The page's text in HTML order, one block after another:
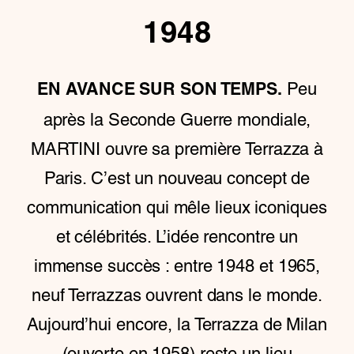
1948
EN AVANCE SUR SON TEMPS. Peu
après la Seconde Guerre mondiale,
MARTINI ouvre sa première Terrazza à
Paris. C’est un nouveau concept de
communication qui mêle lieux iconiques
et célébrités. L’idée rencontre un
immense succès : entre 1948 et 1965,
neuf Terrazzas ouvrent dans le monde.
Aujourd’hui encore, la Terrazza de Milan